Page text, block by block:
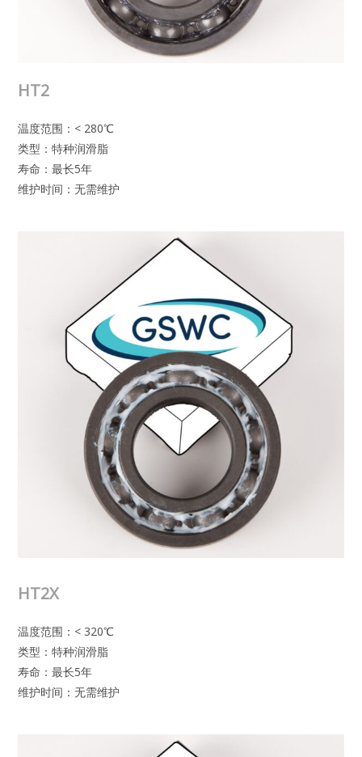
HT2
温度范围：< 280℃
类型：特种润滑脂
寿命：最长5年
维护时间：无需维护
HT2X
温度范围：< 320℃
类型：特种润滑脂
寿命：最长5年
维护时间：无需维护